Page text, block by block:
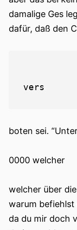
damalige Ges
dafür, daß den
boten sei.
0000 welcher
welcher über
warum befiehlst
da du mir doch